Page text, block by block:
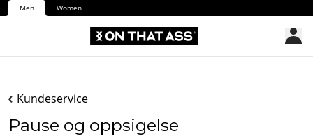
Men Women
Kundeservice
Pause og oppsigelse